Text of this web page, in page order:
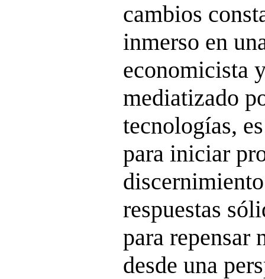
cambios
inmerso en
economicista
mediatizado
tecnologías,
para iniciar
respuestas
para repensar
desde una